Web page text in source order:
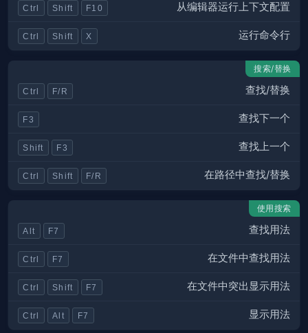
Ctrl Shift F10 从编辑器运行上下文配置
Ctrl Shift X 运行命令行
搜索/替换
Ctrl F/R 查找/替换
F3 查找下一个
Shift F3 查找上一个
Ctrl Shift F/R 在路径中查找/替换
使用搜索
Alt F7 查找用法
Ctrl F7 在文件中查找用法
Ctrl Shift F7 在文件中突出显示用法
Ctrl Alt F7 显示用法